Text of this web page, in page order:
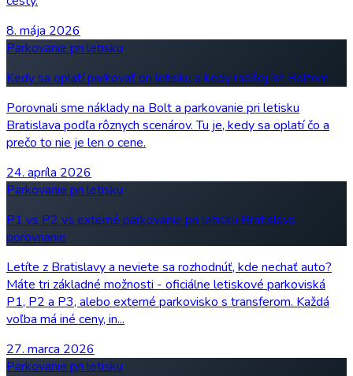
8. mája 2026
Parkovanie pri letisku
Kedy sa oplatí parkovať pri letisku a kedy radšej ísť Boltom
Porovnali sme náklady na Bolt a parkovanie pri letisku
Bratislava podľa rôznych scenárov. Tu je, kedy sa oplatí čo a
prečo to nie je len o cene.
24. apríla 2026
Parkovanie pri letisku
P1 vs P2 vs externé parkovanie pri letisku Bratislava -
porovnanie
Letíte z Bratislavy a neviete sa rozhodnúť, kde nechať auto?
Máte tri základné možnosti - oficiálne letiskové parkoviská
P1, P2 a P3, alebo externé parkovisko s transferom. Každá
voľba má iné ceny, in...
27. marca 2026
Parkovanie pri letisku